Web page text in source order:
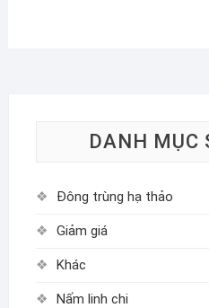
DANH MỤC
Đông trùng hạ thảo
Giảm giá
Khác
Nấm linh chi